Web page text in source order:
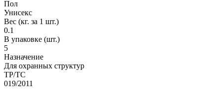
Пол
Унисекс
Вес (кг. за 1 шт.)
0.1
В упаковке (шт.)
5
Назначение
Для охранных структур
ТР/ТС
019/2011